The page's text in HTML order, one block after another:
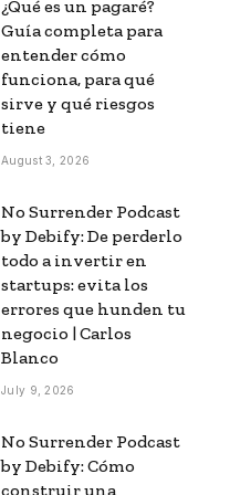
¿Qué es un pagaré?
Guía completa para
entender cómo
funciona, para qué
sirve y qué riesgos
tiene
August 3, 2026
No Surrender Podcast
by Debify: De perderlo
todo a invertir en
startups: evita los
errores que hunden tu
negocio | Carlos
Blanco
July 9, 2026
No Surrender Podcast
by Debify: Cómo
construir una